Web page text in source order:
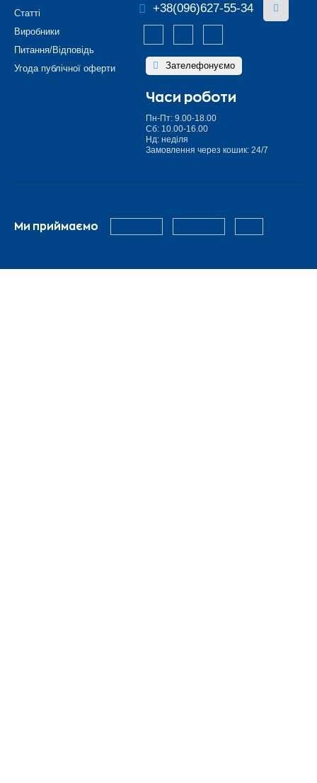
Статті
Виробники
Питання/Відповідь
Угода публічної оферти
+38(096)627-55-34
Зателефонуємо
Часи роботи
Пн-Пт: 9.00-18.00
Сб: 10.00-16.00
Нд: неділя
Замовлення через кошик: 24/7
Ми приймаємо